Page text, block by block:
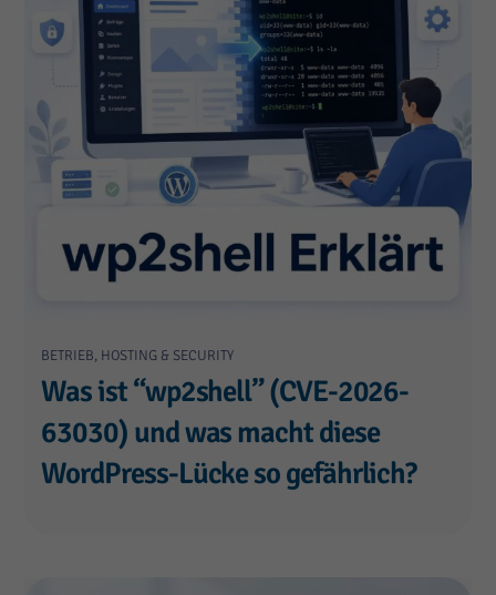
BETRIEB, HOSTING & SECURITY
Was ist “wp2shell” (CVE-2026-
63030) und was macht diese
WordPress-Lücke so gefährlich?